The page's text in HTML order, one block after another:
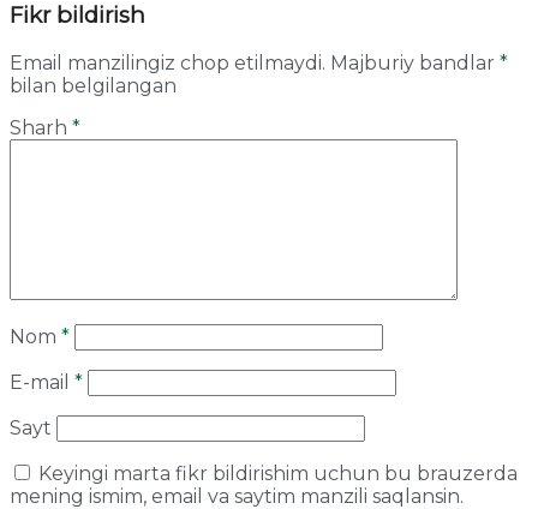
Fikr bildirish
Email manzilingiz chop etilmaydi. Majburiy bandlar *
bilan belgilangan
Sharh *
Nom *
E-mail *
Sayt
Keyingi marta fikr bildirishim uchun bu brauzerda
mening ismim, email va saytim manzili saqlansin.